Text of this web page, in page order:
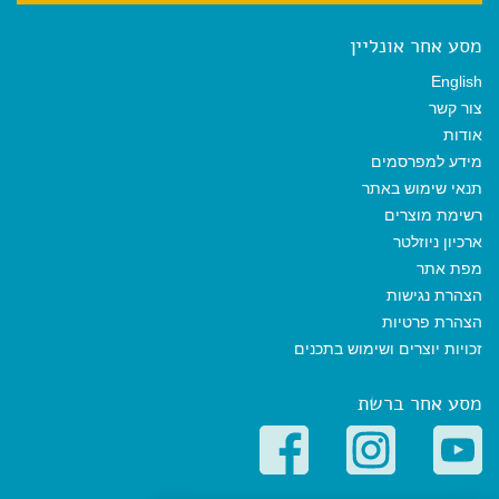
מסע אחר אונליין
English
צור קשר
אודות
מידע למפרסמים
תנאי שימוש באתר
רשימת מוצרים
ארכיון ניוזלטר
מפת אתר
הצהרת נגישות
הצהרת פרטיות
זכויות יוצרים ושימוש בתכנים
מסע אחר ברשת